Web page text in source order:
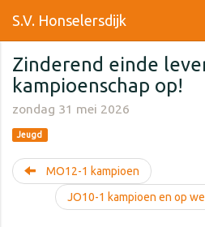
S.V. Honselersdijk
Zinderend einde
kampioenschap op!
zondag 31 mei 2026
Jeugd
MO12-1 kampioen
JO10-1 kampioen en op